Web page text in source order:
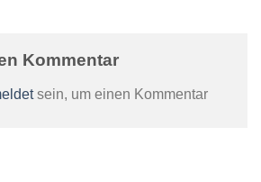
Kommentar
sein, um einen Kommentar